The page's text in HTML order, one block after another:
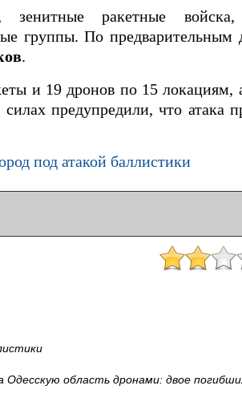
ракетные войска,
группы. По
.
и 19 дронов по 15 локациям,
предупредили, что атака
под атакой баллистики
Одесскую область дронами: двое